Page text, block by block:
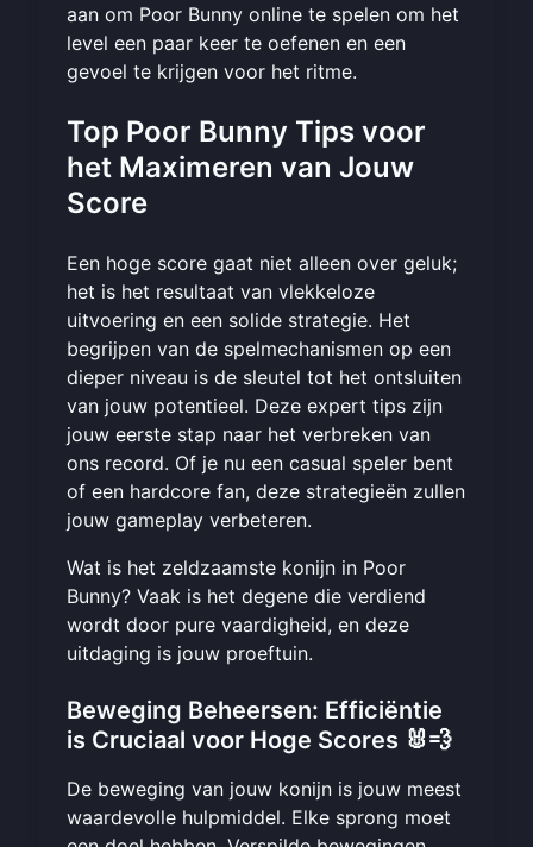
aan om Poor Bunny online te spelen om het
level een paar keer te oefenen en een
gevoel te krijgen voor het ritme.
Top Poor Bunny Tips voor
het Maximeren van Jouw
Score
Een hoge score gaat niet alleen over geluk;
het is het resultaat van vlekkeloze
uitvoering en een solide strategie. Het
begrijpen van de spelmechanismen op een
dieper niveau is de sleutel tot het ontsluiten
van jouw potentieel. Deze expert tips zijn
jouw eerste stap naar het verbreken van
ons record. Of je nu een casual speler bent
of een hardcore fan, deze strategieën zullen
jouw gameplay verbeteren.
Wat is het zeldzaamste konijn in Poor
Bunny? Vaak is het degene die verdiend
wordt door pure vaardigheid, en deze
uitdaging is jouw proeftuin.
Beweging Beheersen: Efficiëntie
is Cruciaal voor Hoge Scores 🐰💨
De beweging van jouw konijn is jouw meest
waardevolle hulpmiddel. Elke sprong moet